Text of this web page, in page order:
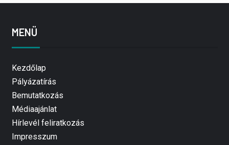
MENÜ
Kezdőlap
Pályázatírás
Bemutatkozás
Médiaajánlat
Hírlevél feliratkozás
Impresszum